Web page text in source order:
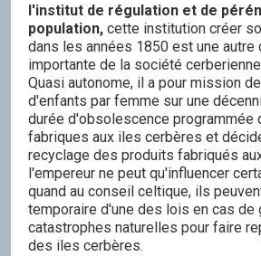
l'institut de régulation et de
population, cette institution créer
dans les années 1850 est une autre
importante de la société
Quasi autonome, il a pour mission
d'enfants par femme sur une
durée d'obsolescence programmée
fabriques aux iles cerbères et
recyclage des produits fabriqués
l'empereur ne peut qu'influencer
quand au conseil celtique, ils
temporaire d'une des lois en cas de
catastrophes naturelles pour faire
des iles cerbères.